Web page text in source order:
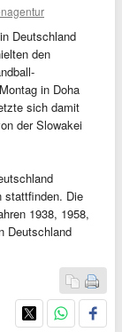
Deutschland
den
in Doha
sich damit
der Slowakei
stattfinden. Die
1938, 1958,
Deutschland